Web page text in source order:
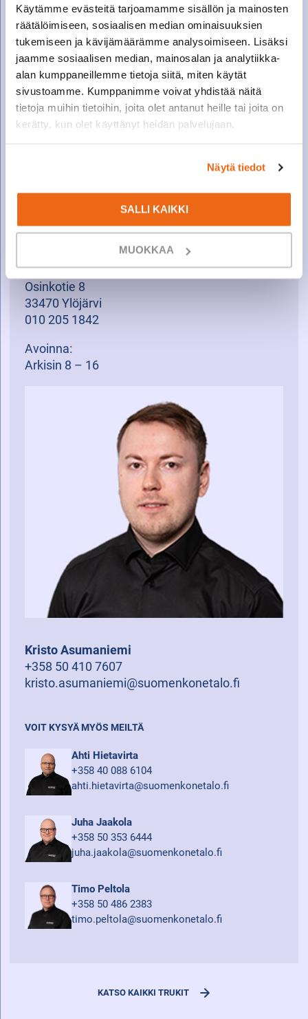
Käytämme evästeitä tarjoamamme sisällön ja mainosten
räätälöimiseen, sosiaalisen median ominaisuuksien
tukemiseen ja kävijämäärämme analysoimiseen. Lisäksi
jaamme sosiaalisen median, mainosalan ja analytiikka-
alan kumppaneillemme tietoja siitä, miten käytät
sivustoamme. Kumppanimme voivat yhdistää näitä
tietoja muihin tietoihin, joita olet antanut heille tai joita on
kerätty, kun olet käyttänyt heidän palvelujaan.
Näytä tiedot
SALLI KAIKKI
MUOKKAA
Osinkotie 8
33470 Ylöjärvi
010 205 1842
Avoinna:
Arkisin 8 – 16
Kristo Asumaniemi
+358 50 410 7607
kristo.asumaniemi@suomenkonetalo.fi
VOIT KYSYÄ MYÖS MEILTÄ
Ahti Hietavirta
+358 40 088 6104
ahti.hietavirta@suomenkonetalo.fi
Juha Jaakola
+358 50 353 6444
juha.jaakola@suomenkonetalo.fi
Timo Peltola
+358 50 486 2383
timo.peltola@suomenkonetalo.fi
KATSO KAIKKI TRUKIT